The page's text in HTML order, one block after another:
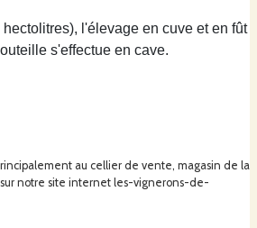
l'élevage en cuve et en fût
s'effectue en cave.
au cellier de vente, magasin de la
notre site internet les-vignerons-de-